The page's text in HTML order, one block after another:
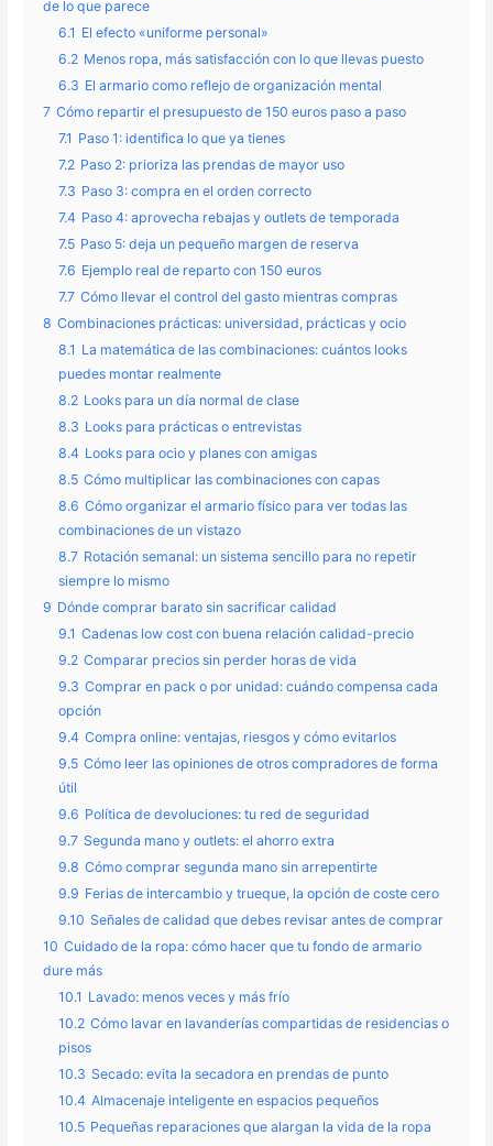
de lo que parece
6.1 El efecto «uniforme personal»
6.2 Menos ropa, más satisfacción con lo que llevas puesto
6.3 El armario como reflejo de organización mental
7 Cómo repartir el presupuesto de 150 euros paso a paso
7.1 Paso 1: identifica lo que ya tienes
7.2 Paso 2: prioriza las prendas de mayor uso
7.3 Paso 3: compra en el orden correcto
7.4 Paso 4: aprovecha rebajas y outlets de temporada
7.5 Paso 5: deja un pequeño margen de reserva
7.6 Ejemplo real de reparto con 150 euros
7.7 Cómo llevar el control del gasto mientras compras
8 Combinaciones prácticas: universidad, prácticas y ocio
8.1 La matemática de las combinaciones: cuántos looks
puedes montar realmente
8.2 Looks para un día normal de clase
8.3 Looks para prácticas o entrevistas
8.4 Looks para ocio y planes con amigas
8.5 Cómo multiplicar las combinaciones con capas
8.6 Cómo organizar el armario físico para ver todas las
combinaciones de un vistazo
8.7 Rotación semanal: un sistema sencillo para no repetir
siempre lo mismo
9 Dónde comprar barato sin sacrificar calidad
9.1 Cadenas low cost con buena relación calidad-precio
9.2 Comparar precios sin perder horas de vida
9.3 Comprar en pack o por unidad: cuándo compensa cada
opción
9.4 Compra online: ventajas, riesgos y cómo evitarlos
9.5 Cómo leer las opiniones de otros compradores de forma
útil
9.6 Política de devoluciones: tu red de seguridad
9.7 Segunda mano y outlets: el ahorro extra
9.8 Cómo comprar segunda mano sin arrepentirte
9.9 Ferias de intercambio y trueque, la opción de coste cero
9.10 Señales de calidad que debes revisar antes de comprar
10 Cuidado de la ropa: cómo hacer que tu fondo de armario
dure más
10.1 Lavado: menos veces y más frío
10.2 Cómo lavar en lavanderías compartidas de residencias o
pisos
10.3 Secado: evita la secadora en prendas de punto
10.4 Almacenaje inteligente en espacios pequeños
10.5 Pequeñas reparaciones que alargan la vida de la ropa